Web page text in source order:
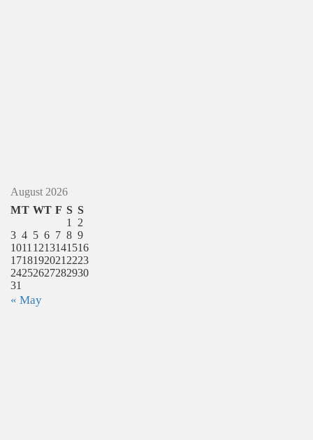
August 2026
MT WT F S S
1
2
3 4 5 6 7 8 9
1011 1213141516
1718192021 2223
24252627282930
31
« May